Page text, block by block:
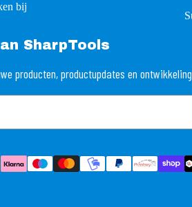
bij
SharpTools
producten, productupdates en